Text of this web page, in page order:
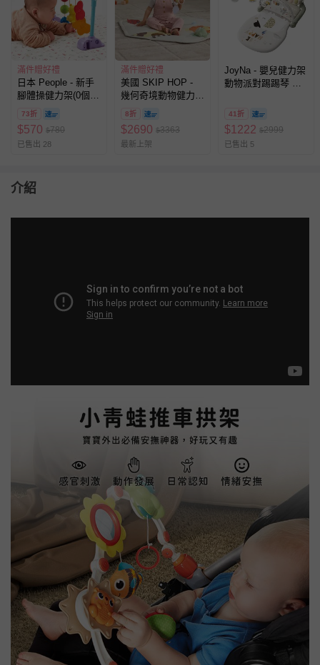
滿件贈好禮
日本 People - 新手
腳體操健力架(0個月
73折
$570 $780
已售出 28
滿件贈好禮
美國 SKIP HOP -
幾何奇境動物健力
架/遊戲墊
8折
$2690 $3363
最新上架
JoyNa - 嬰兒健力架
動物派對踢踢琴 嬰
對健身架 (遊戲墊薄
款)
41折
$1222 $2999
已售出 5
介紹